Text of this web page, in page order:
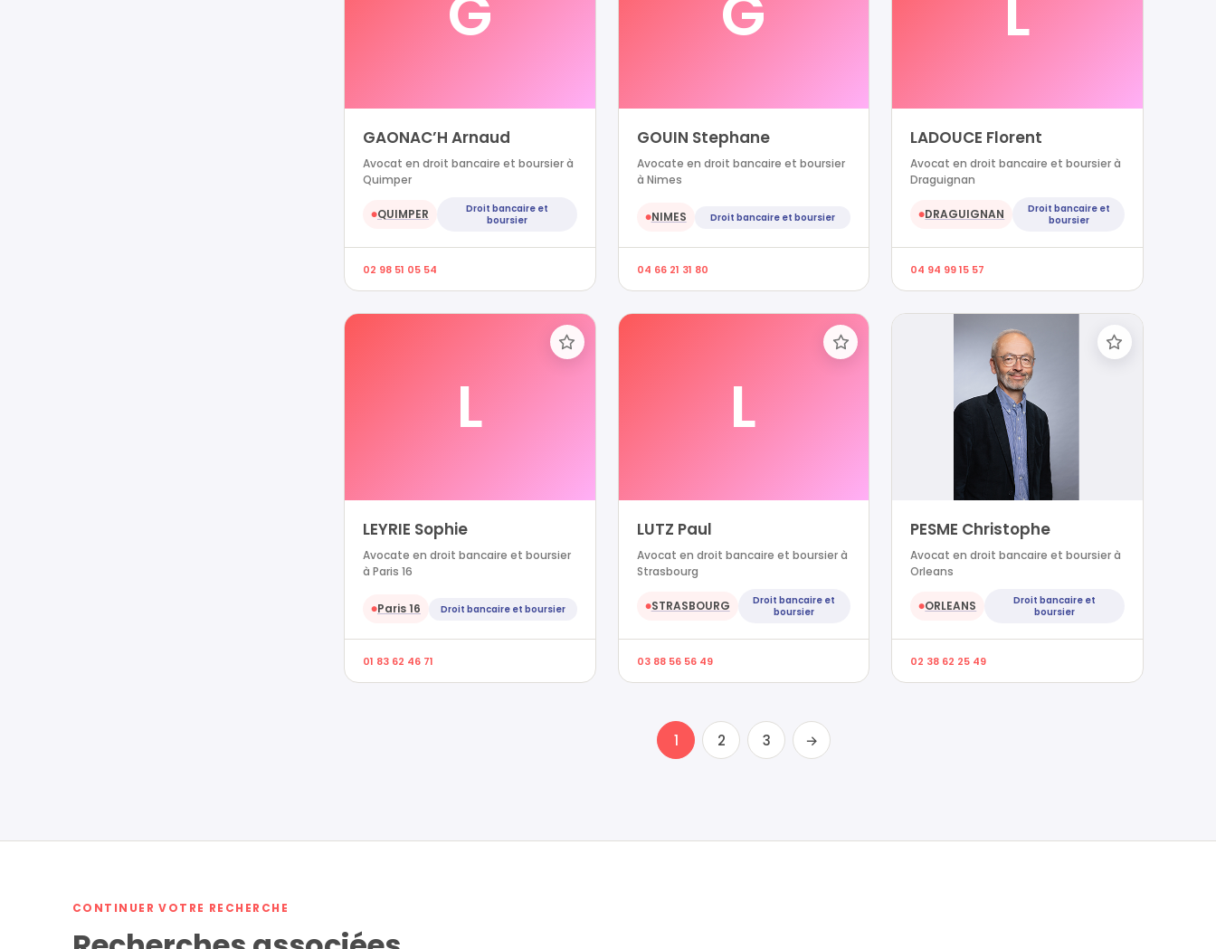
GAONAC’H Arnaud
Avocat en droit bancaire et boursier à
Quimper
●QUIMPER
Droit bancaire et
boursier
02 98 51 05 54
GOUIN Stephane
Avocate en droit bancaire et boursier
à Nimes
●NIMES Droit bancaire et boursier
04 66 21 31 80
LADOUCE Florent
Avocat en droit bancaire et boursier à
Draguignan
●DRAGUIGNAN
Droit bancaire et
boursier
04 94 99 15 57
L
LEYRIE Sophie
Avocate en droit bancaire et boursier
à Paris 16
●Paris 16 Droit bancaire et boursier
01 83 62 46 71
L
LUTZ Paul
Avocat en droit bancaire et boursier à
Strasbourg
●STRASBOURG
Droit bancaire et
boursier
03 88 56 56 49
PESME Christophe
Avocat en droit bancaire et boursier à
Orleans
●ORLEANS
Droit bancaire et
boursier
02 38 62 25 49
1 2 3 →
CONTINUER VOTRE RECHERCHE